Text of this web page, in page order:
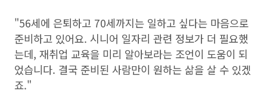
"56세에 은퇴하고 70세까지는 일하고 싶다는 마음으로
준비하고 있어요. 시니어 일자리 관련 정보가 더 필요했
는데, 재취업 교육을 미리 알아보라는 조언이 도움이 되
었습니다. 결국 준비된 사람만이 원하는 삶을 살 수 있겠
죠."